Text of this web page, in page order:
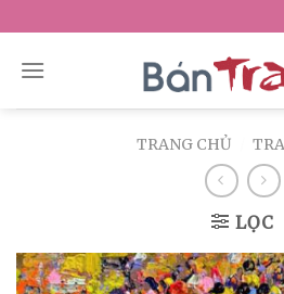
to
content
TRANG CHỦ
LỌC